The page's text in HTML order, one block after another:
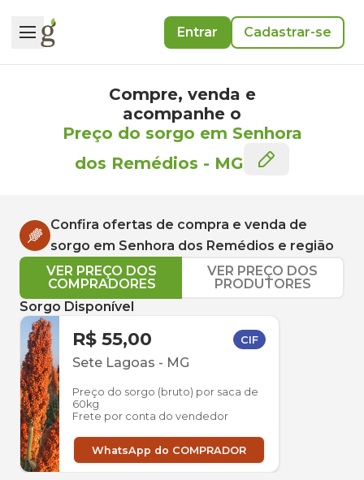
Entrar Cadastrar-se
Compre, venda e
acompanhe o
Preço do sorgo em Senhora
dos Remédios - MG
Confira ofertas de compra e venda de
sorgo em Senhora dos Remédios e região
VER PREÇO DOS
COMPRADORES
VER PREÇO DOS
PRODUTORES
Sorgo Disponível
R$ 55,00 CIF
Sete Lagoas - MG
Preço do sorgo (bruto) por saca de
60kg
Frete por conta do vendedor
WhatsApp do COMPRADOR